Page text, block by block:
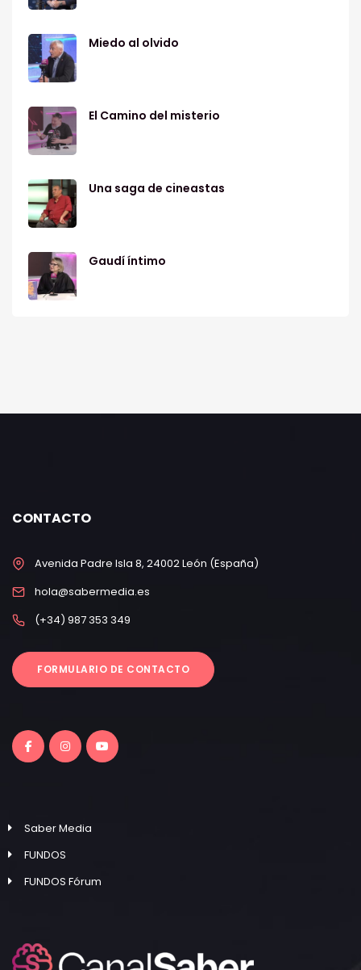
Miedo al olvido
El Camino del misterio
Una saga de cineastas
Gaudí íntimo
CONTACTO
Avenida Padre Isla 8, 24002 León (España)
hola@sabermedia.es
(+34) 987 353 349
FORMULARIO DE CONTACTO
Saber Media
FUNDOS
FUNDOS Fórum